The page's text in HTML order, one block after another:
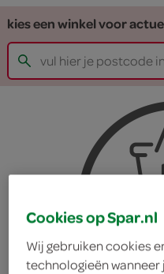
kies een winkel voor
Cookies op Spar.nl
Wij gebruiken cookies
technologieën